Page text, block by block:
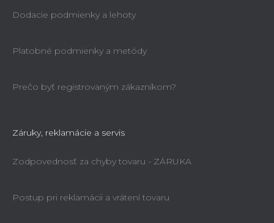
Dodacie podmienky a lehoty
Platobné podmienky a metódy
Prečo byť registrovaným zákazníkom?
Záruky, reklamácie a servis
Zodpovednosť za chyby tovaru - ZÁRUKA
Postup pri reklamácii a vrátení tovaru